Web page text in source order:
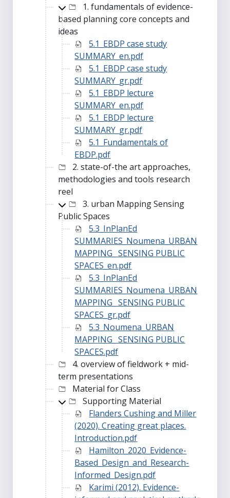
1. fundamentals of evidence-
based planning core concepts and
ideas
5.1_EBDP case study
SUMMARY_en.pdf
5.1_EBDP case study
SUMMARY_gr.pdf
5.1_EBDP lecture
SUMMARY_en.pdf
5.1_EBDP lecture
SUMMARY_gr.pdf
5.1_Fundamentals of
EBDP.pdf
2. state-of-the art approaches,
methodologies and tools research
reel
3. urban Mapping Sensing
Public Spaces
5.3_InPlanEd
SUMMARIES_Noumena_URBAN
MAPPING_ SENSING PUBLIC
SPACES_en.pdf
5.3_InPlanEd
SUMMARIES_Noumena_URBAN
MAPPING_ SENSING PUBLIC
SPACES_gr.pdf
5.3_Noumena_URBAN
MAPPING_ SENSING PUBLIC
SPACES.pdf
4. overview of fieldwork + mid-
term presentations
Material for Class
Supporting Material
Flanders Cushing and Miller
(2020). Creating great places.
Introduction.pdf
Hamilton_2020_Evidence-
Based_Design_and_Research-
Informed_Design.pdf
Karimi (2012). Evidence-